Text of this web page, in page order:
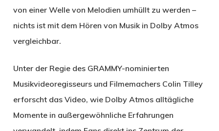
von einer Welle von Melodien umhüllt zu werden –
nichts ist mit dem Hören von Musik in Dolby Atmos
vergleichbar.
Unter der Regie des GRAMMY-nominierten
Musikvideoregisseurs und Filmemachers Colin Tilley
erforscht das Video, wie Dolby Atmos alltägliche
Momente in außergewöhnliche Erfahrungen